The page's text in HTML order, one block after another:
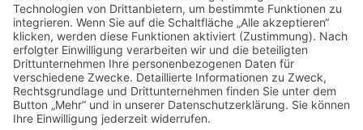
Technische Gase
2014
Umzug innerhalb Heusenstamms in
unsere neuen Räumlichkeiten an der
Martinseestraße 1
2015